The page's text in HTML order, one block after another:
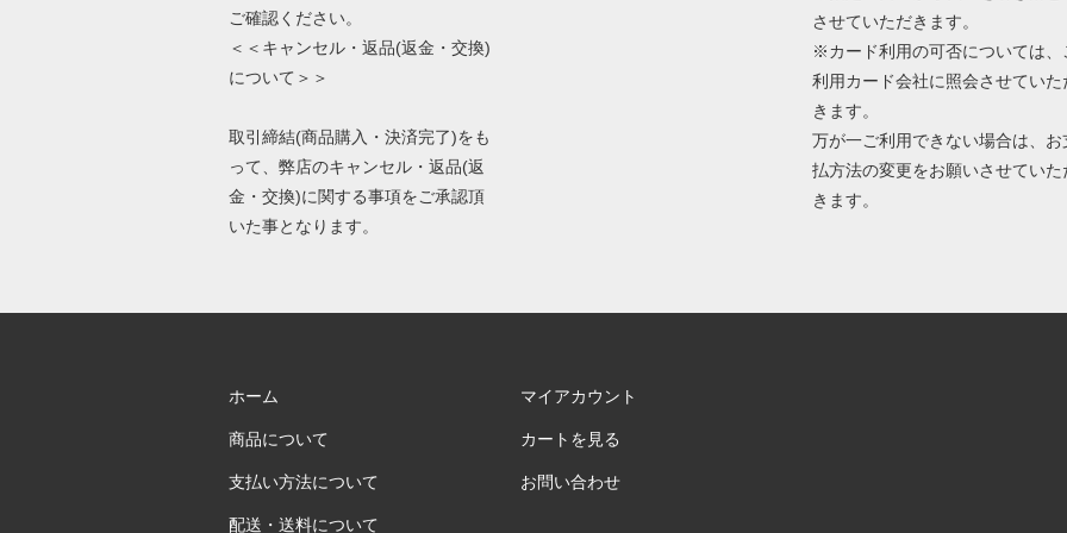
ご確認ください。
＜＜キャンセル・返品(返金・交換)
について＞＞
取引締結(商品購入・決済完了)をも
って、弊店のキャンセル・返品(返
金・交換)に関する事項をご承認頂
いた事となります。
させていただきます。
※カード利用の可否については、
利用カード会社に照会させていた
きます。
万が一ご利用できない場合は、お
払方法の変更をお願いさせていた
きます。
ホーム
商品について
支払い方法について
配送・送料について
マイアカウント
カートを見る
お問い合わせ